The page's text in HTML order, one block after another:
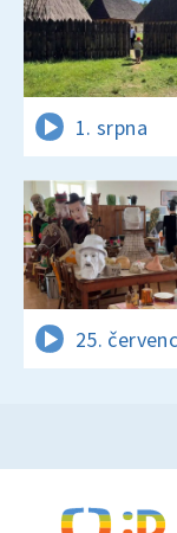
1. srpna
25.